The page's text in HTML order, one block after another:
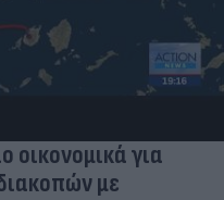
οικονομικά για
με